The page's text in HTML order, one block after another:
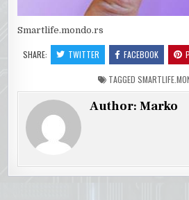
Smartlife.mondo.rs
SHARE: TWITTER FACEBOOK
TAGGED
Author:Marko